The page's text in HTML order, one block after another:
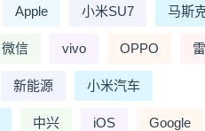
Apple 小米SU7 马斯
微信 vivo OPPO
新能源 小米汽车
中兴 iOS Google